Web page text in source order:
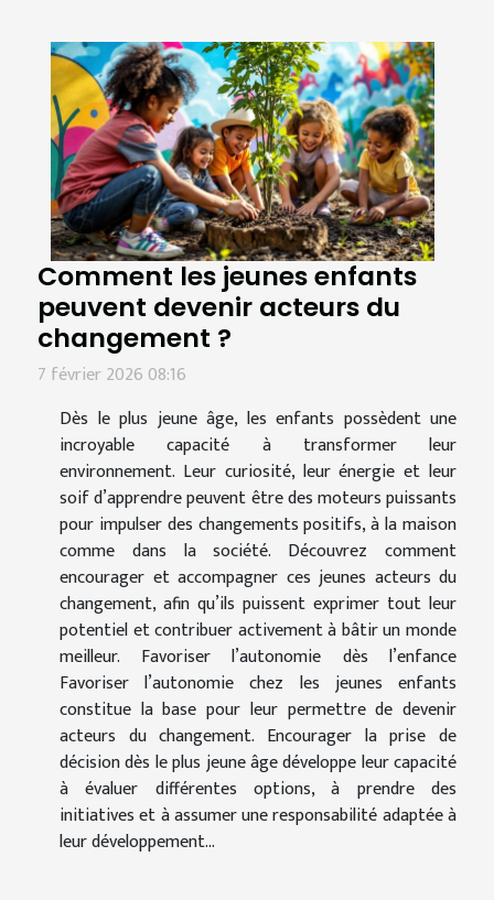
Comment les jeunes enfants
peuvent devenir acteurs du
changement ?
7 février 2026 08:16
Dès le plus jeune âge, les enfants possèdent une
incroyable capacité à transformer leur
environnement. Leur curiosité, leur énergie et leur
soif d’apprendre peuvent être des moteurs puissants
pour impulser des changements positifs, à la maison
comme dans la société. Découvrez comment
encourager et accompagner ces jeunes acteurs du
changement, afin qu’ils puissent exprimer tout leur
potentiel et contribuer activement à bâtir un monde
meilleur. Favoriser l’autonomie dès l’enfance
Favoriser l’autonomie chez les jeunes enfants
constitue la base pour leur permettre de devenir
acteurs du changement. Encourager la prise de
décision dès le plus jeune âge développe leur capacité
à évaluer différentes options, à prendre des
initiatives et à assumer une responsabilité adaptée à
leur développement...